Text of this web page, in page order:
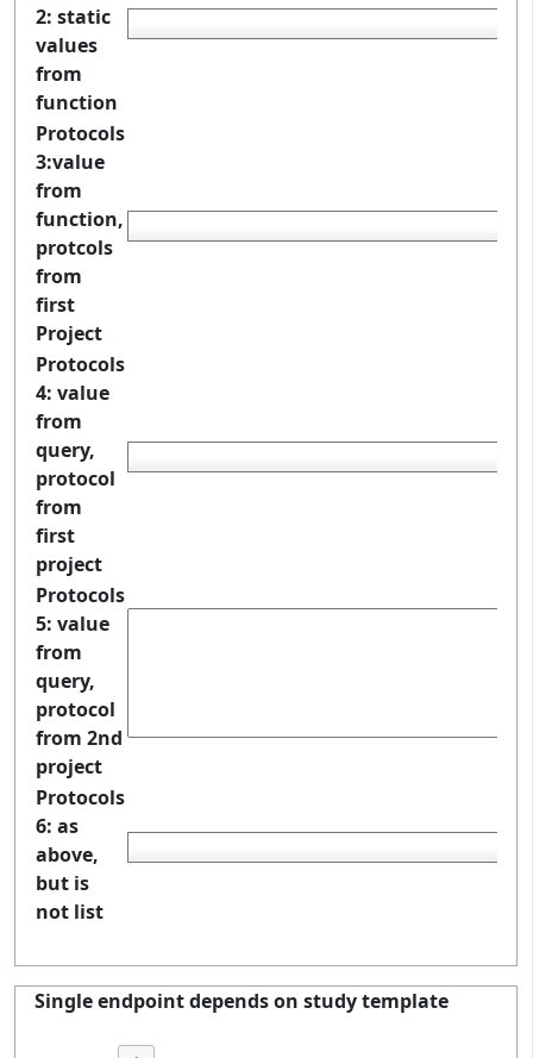
2: static
values
from
function
Protocols
3:value
from
function,
protcols
from
first
Project
Protocols
4: value
from
query,
protocol
from
first
project
Protocols
5: value
from
query,
protocol
from 2nd
project
Protocols
6: as
above,
but is
not list
Single endpoint depends on study template